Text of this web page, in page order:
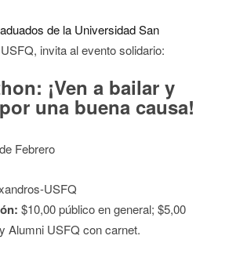
de la Universidad San
Q, invita al evento solidario:
¡Ven a bailar y
una buena causa!
Febrero
USFQ
$10,00 público en general; $5,00
Alumni USFQ con carnet.